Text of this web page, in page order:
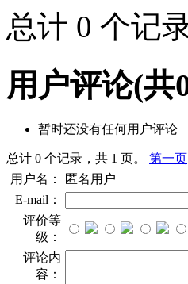
总计 0 个记
用户评论(共
暂时还没有任何用户评论
总计 0 个记录，共 1 页。 第一页
用户名：
匿名用户
E-mail：
评价等
级：
评论内
容：